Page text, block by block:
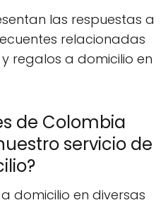
las respuestas a
relacionadas
regalos a domicilio en
de Colombia
servicio de
domicilio en diversas